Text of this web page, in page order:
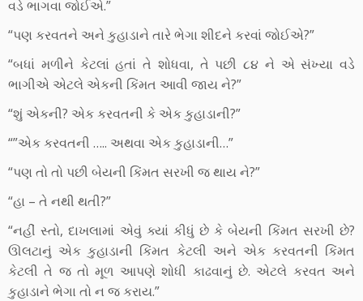
વડે ભાગવા જોઈએ.”
“પણ કરવતને અને કુહાડાને તારે ભેગા શીદને કરવાં જોઈએ?”
“બધાં મળીને કેટલાં હતાં તે શોધવા, તે પછી ૮૪ ને એ સંખ્યા વડે
ભાગીએ એટલે એકની કિંમત આવી જાય ને?”
“શું એકની? એક કરવતની કે એક કુહાડાની?”
“”એક કરવતની ….. અથવા એક કુહાડાની…”
“પણ તો તો પછી બેયની કિંમત સરખી જ થાય ને?”
“હા – તે નથી થતી?”
“નહીં સ્તો, દાખલામાં એવું ક્યાં કીધું છે કે બેયની કિંમત સરખી છે?
ઊલટાનું એક કુહાડાની કિંમત કેટલી અને એક કરવતની કિંમત
કેટલી તે જ તો મૂળ આપણે શોધી કાઢવાનું છે. એટલે કરવત અને
કુહાડાને ભેગા તો ન જ કરાય.”